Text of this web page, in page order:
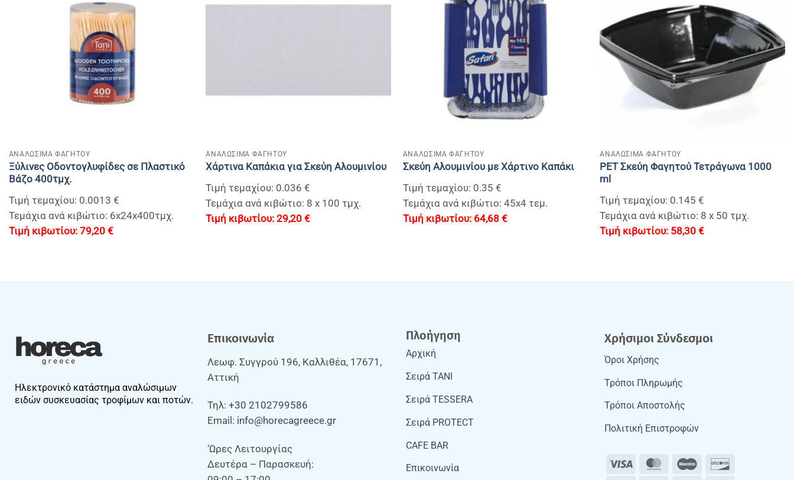
ΑΝΑΛΩΣΙΜΑ ΦΑΓΗΤΟΥ
Ξύλινες Οδοντογλυφίδες σε Πλαστικό
Βάζο 400τμχ.
Τιμή τεμαχίου: 0.0013 €
Τεμάχια ανά κιβώτιο: 6x24x400τμχ.
79,20 €
ΑΝΑΛΩΣΙΜΑ ΦΑΓΗΤΟΥ
Χάρτινα Καπάκια για Σκεύη Αλουμινίου
Τιμή τεμαχίου: 0.036 €
Τεμάχια ανά κιβώτιο: 8 x 100 τμχ.
29,20€
ΑΝΑΛΩΣΙΜΑ ΦΑΓΗΤΟΥ
Σκεύη Αλουμινίου με Χάρτινο Καπάκι
Τιμή τεμαχίου: 0.35 €
Τεμάχια ανά κιβώτιο: 45x4 τεμ.
64,68 €
ΑΝΑΛΩΣΙΜΑ ΦΑΓΗΤΟΥ
PET Σκεύη Φαγητού Τετράγωνα 1000
ml
Τιμή τεμαχίου: 0.145 €
Τεμάχια ανά κιβώτιο: 8 x 50 τμχ.
58,30€
Ηλεκτρονικό κατάστημα αναλώσιμων
ειδών συσκευασίας τροφίμων και ποτών.
Επικοινωνία
Λεωφ. Συγγρού 196, Καλλιθέα, 17671,
Αττική
Τηλ: +30 2102799586
Email: info@horecagreece.gr
‘Ωρες Λειτουργίας
Δευτέρα – Παρασκευή:
Πλοήγηση
Αρχική
Σειρά TANI
Σειρά TESSERA
Σειρά PROTECT
CAFE BAR
Επικοινωνία
Χρήσιμοι Σύνδεσμοι
Όροι Χρήσης
Τρόποι Πληρωμής
Τρόποι Αποστολής
Πολιτική Επιστροφών
Visa MasterCardMaestro